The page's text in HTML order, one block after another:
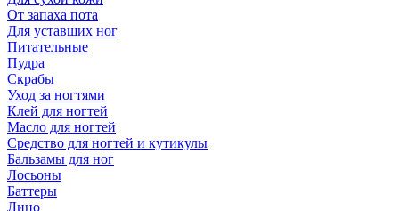
От запаха пота
Для уставших ног
Питательные
Пудра
Скрабы
Уход за ногтями
Клей для ногтей
Масло для ногтей
Средство для ногтей и кутикулы
Бальзамы для ног
Лосьоны
Баттеры
Лицо